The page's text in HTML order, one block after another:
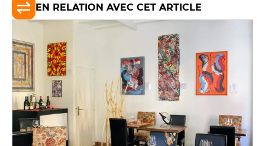
EN RELATION AVEC CET ARTICLE